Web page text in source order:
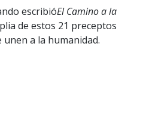
escribióEl Camino a la
de estos 21 preceptos
a la humanidad.